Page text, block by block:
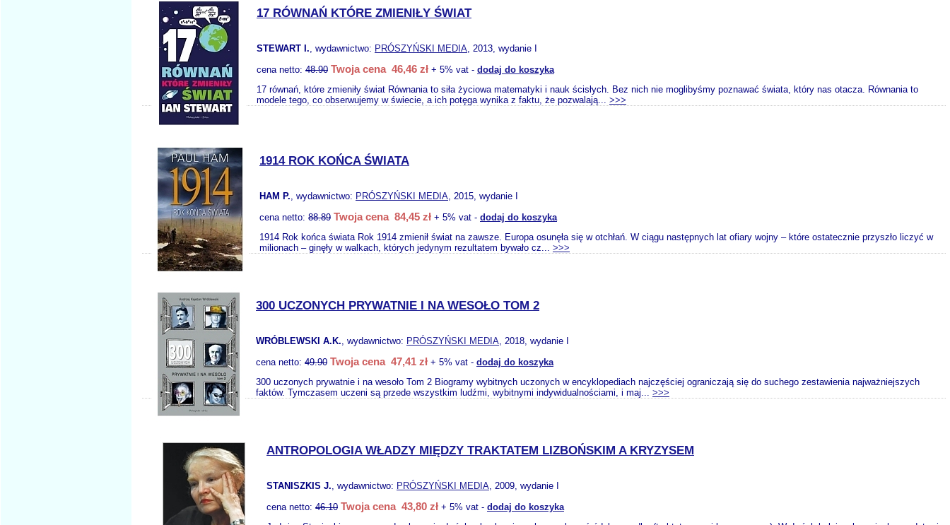
17 RÓWNAŃ KTÓRE ZMIENIŁY ŚWIAT
STEWART I., wydawnictwo: PRÓSZYŃSKI MEDIA, 2013, wydanie I
cena netto: 48.90 Twoja cena 46,46 zł + 5% vat - dodaj do koszyka
17 równań, które zmieniły świat Równania to siła życiowa matematyki i nauk ścisłych. Bez nich nie moglibyśmy poznawać świata, który nas otacza. Równania to
modele tego, co obserwujemy w świecie, a ich potęga wynika z faktu, że pozwalają... >>>
1914 ROK KOŃCA ŚWIATA
HAM P., wydawnictwo: PRÓSZYŃSKI MEDIA, 2015, wydanie I
cena netto: 88.89 Twoja cena 84,45 zł + 5% vat - dodaj do koszyka
1914 Rok końca świata Rok 1914 zmienił świat na zawsze. Europa osunęła się w otchłań. W ciągu następnych lat ofiary wojny – które ostatecznie przyszło liczyć w
milionach – ginęły w walkach, których jedynym rezultatem bywało cz... >>>
300 UCZONYCH PRYWATNIE I NA WESOŁO TOM 2
WRÓBLEWSKI A.K., wydawnictwo: PRÓSZYŃSKI MEDIA, 2018, wydanie I
cena netto: 49.90 Twoja cena 47,41 zł + 5% vat - dodaj do koszyka
300 uczonych prywatnie i na wesoło Tom 2 Biogramy wybitnych uczonych w encyklopediach najczęściej ograniczają się do suchego zestawienia najważniejszych
faktów. Tymczasem uczeni są przede wszystkim ludźmi, wybitnymi indywidualnościami, i maj... >>>
ANTROPOLOGIA WŁADZY MIĘDZY TRAKTATEM LIZBOŃSKIM A KRYZYSEM
STANISZKIS J., wydawnictwo: PRÓSZYŃSKI MEDIA, 2009, wydanie I
cena netto: 46.10 Twoja cena 43,80 zł + 5% vat - dodaj do koszyka